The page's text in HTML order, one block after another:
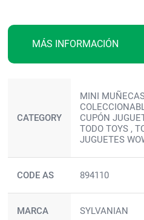
MÁS INFORMACIÓN
CATEGORY
MINI
CUPÓN
TODO TOYS ,
JUGUETES
CODE AS 894110
MARCA SYLVANIAN